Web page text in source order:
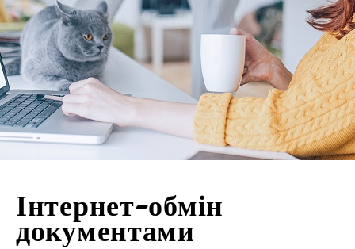
Інтернет-обмін
документами